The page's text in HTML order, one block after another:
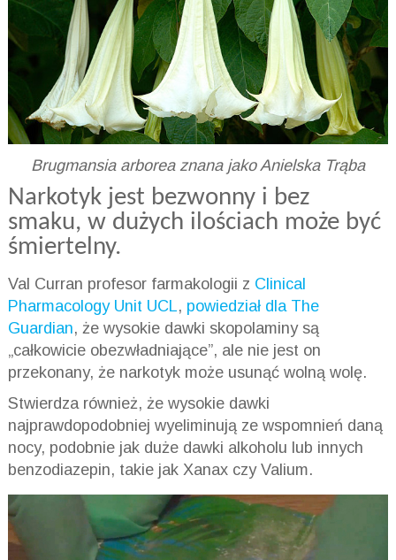
Brugmansia arborea znana jako Anielska Trąba
Narkotyk jest bezwonny i bez
smaku, w dużych ilościach może być
śmiertelny.
Val Curran profesor farmakologii z Clinical
Pharmacology Unit UCL, powiedział dla The
Guardian, że wysokie dawki skopolaminy są
„całkowicie obezwładniające”, ale nie jest on
przekonany, że narkotyk może usunąć wolną wolę.
Stwierdza również, że wysokie dawki
najprawdopodobniej wyeliminują ze wspomnień daną
nocy, podobnie jak duże dawki alkoholu lub innych
benzodiazepin, takie jak Xanax czy Valium.